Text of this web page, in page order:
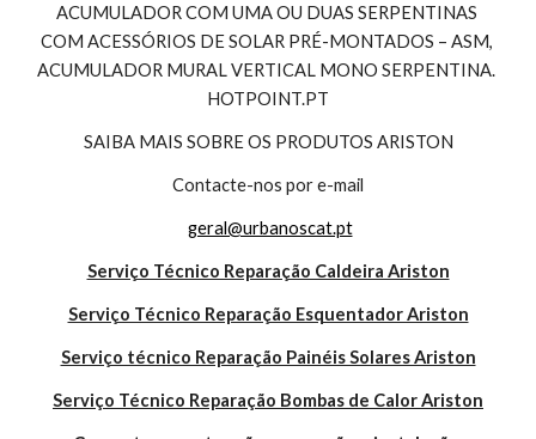
ACUMULADOR COM UMA OU DUAS SERPENTINAS
COM ACESSÓRIOS DE SOLAR PRÉ-MONTADOS – ASM,
ACUMULADOR MURAL VERTICAL MONO SERPENTINA.
HOTPOINT.PT
SAIBA MAIS SOBRE OS PRODUTOS ARISTON
Contacte-nos por e-mail
geral@urbanoscat.pt
Serviço Técnico Reparação Caldeira Ariston
Serviço Técnico Reparação Esquentador Ariston
Serviço técnico Reparação Painéis Solares Ariston
Serviço Técnico Reparação Bombas de Calor Ariston